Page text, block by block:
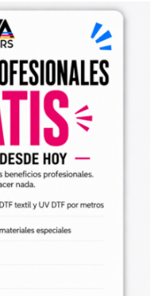
desde cero. Solo
tus necesidades, preparar
y producirlo con tu
UV DTF
para UV DTF
botellas, termos, cajas,
y otras superficies rígidas
nuevas opciones a tu
y preparar
impresora UV DTF o tu